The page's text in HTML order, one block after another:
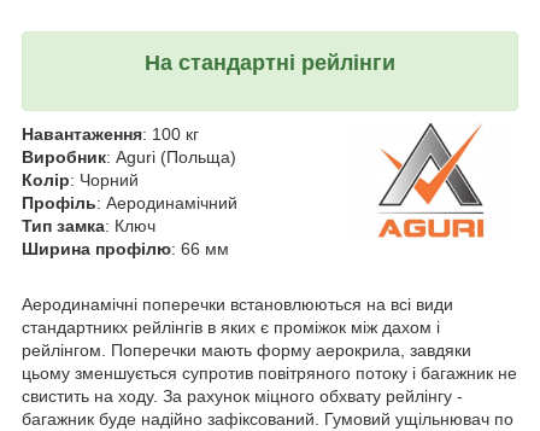
На стандартні рейлінги
Навантаження: 100 кг
Виробник: Aguri (Польща)
Колір: Чорний
Профіль: Аеродинамічний
Тип замка: Ключ
Ширина профілю: 66 мм
Аеродинамічні поперечки встановлюються на всі види
стандартникх рейлінгів в яких є проміжок між дахом і
рейлінгом. Поперечки мають форму аерокрила, завдяки
цьому зменшується супротив повітряного потоку і багажник не
свистить на ходу. За рахунок міцного обхвату рейлінгу -
багажник буде надійно зафіксований. Гумовий ущільнювач по